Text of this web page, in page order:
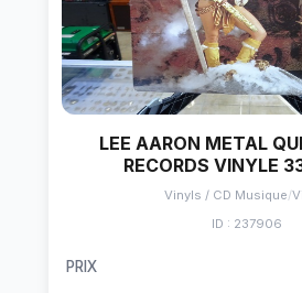
LEE AARON METAL
RECORDS VINYLE
Vinyls / CD Musique/
ID : 237906
PRIX